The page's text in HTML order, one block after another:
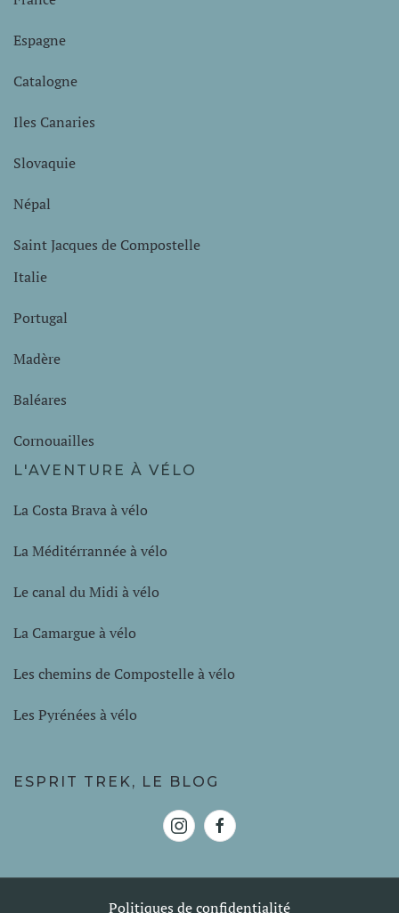
Espagne
Catalogne
Iles Canaries
Slovaquie
Népal
Saint Jacques de Compostelle
Italie
Portugal
Madère
Baléares
Cornouailles
L'AVENTURE À VÉLO
La Costa Brava à vélo
La Méditérrannée à vélo
Le canal du Midi à vélo
La Camargue à vélo
Les chemins de Compostelle à vélo
Les Pyrénées à vélo
ESPRIT TREK, LE BLOG
Politiques de confidentialité